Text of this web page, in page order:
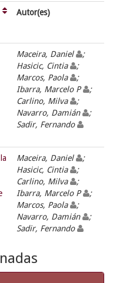
Autor(es)
Maceira, Daniel
;
Hasicic, Cintia
;
Marcos, Paola
;
Ibarra, Marcelo P
;
Carlino, Milva
;
Navarro, Damián
;
Sadir, Fernando
Maceira, Daniel
;
Hasicic, Cintia
;
Carlino, Milva
;
Ibarra, Marcelo P
;
Marcos, Paola
;
Navarro, Damián
;
Sadir, Fernando